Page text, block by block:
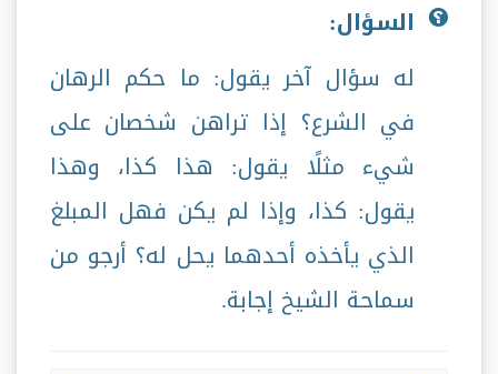
السؤال:
له سؤال آخر يقول: ما حكم الرهان
في الشرع؟ إذا تراهن شخصان على
شيء مثلًا يقول: هذا كذا، وهذا
يقول: كذا، وإذا لم يكن فهل المبلغ
الذي يأخذه أحدهما يحل له؟ أرجو من
سماحة الشيخ إجابة.